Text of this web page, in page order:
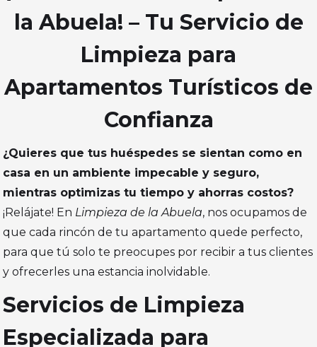
la Abuela! – Tu Servicio de
Limpieza para
Apartamentos Turísticos de
Confianza
¿Quieres que tus huéspedes se sientan como en
casa en un ambiente impecable y seguro,
mientras optimizas tu tiempo y ahorras costos?
¡Relájate! En Limpieza de la Abuela, nos ocupamos de
que cada rincón de tu apartamento quede perfecto,
para que tú solo te preocupes por recibir a tus clientes
y ofrecerles una estancia inolvidable.
Servicios de Limpieza
Especializada para